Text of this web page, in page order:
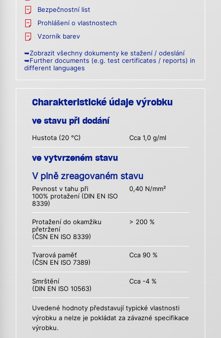
Bezpečnostní list
Prohlášení o vlastnostech
Vzorník barev
➥Zobrazit všechny dokumenty ke stažení / odeslání
➥Further documents (e.g. test certificates / reports) in
different languages
Charakteristické údaje výrobku
ve stavu při dodání
Hustota (20 °C) Cca 1,0 g/ml
ve vytvrzeném stavu
V plně zreagovaném stavu
Pevnost v tahu při
100% protažení (DIN EN ISO
8339)
0,40 N/mm²
Protažení do okamžiku
přetržení
(ČSN EN ISO 8339)
> 200 %
Tvarová paměť
(ČSN EN ISO 7389)
Cca 90 %
Smrštění
(DIN EN ISO 10563)
Cca -4 %
Uvedené hodnoty představují typické vlastnosti
výrobku a nelze je pokládat za závazné specifikace
výrobku.